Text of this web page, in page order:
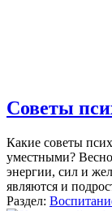
Советы
Какие советы
уместными?
энергии, сил и
являются и
Раздел: